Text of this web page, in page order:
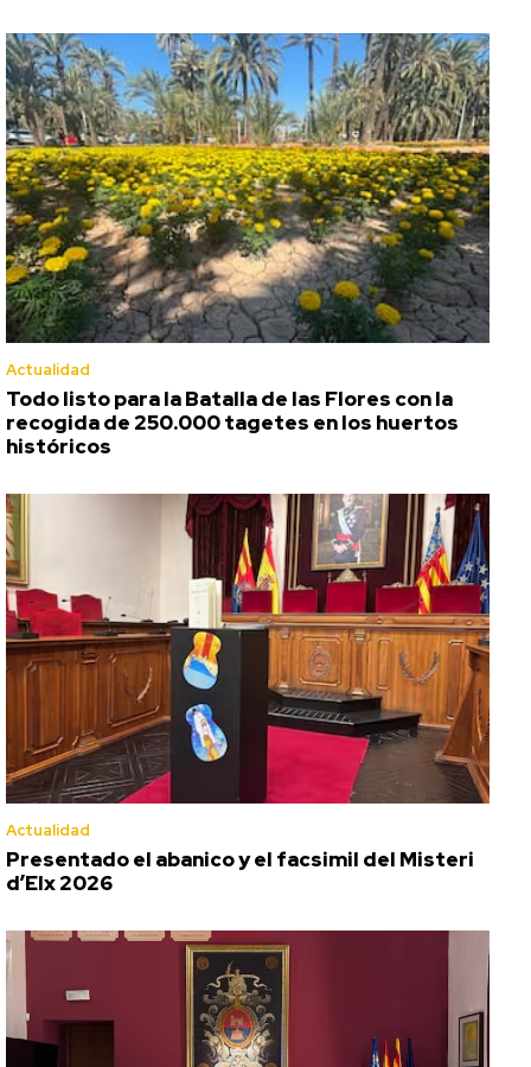
Actualidad
Todo listo para la Batalla de las Flores con la
recogida de 250.000 tagetes en los huertos
históricos
Actualidad
Presentado el abanico y el facsimil del Misteri
d’Elx 2026